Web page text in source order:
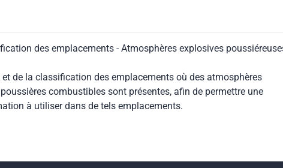
des emplacements - Atmosphères explosives
de la classification des emplacements où des atmosphères
combustibles sont présentes, afin de permettre une
à utiliser dans de tels emplacements.